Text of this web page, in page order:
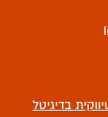
בדיגיטל